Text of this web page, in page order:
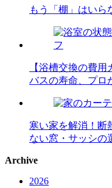
もう「棚」はいら
【浴槽交換の費
バスの寿命、プロ
寒い家を解消！断
ない窓・サッシの
Archive
2026